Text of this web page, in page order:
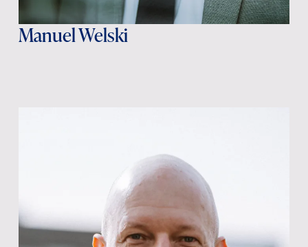
Manuel Welski